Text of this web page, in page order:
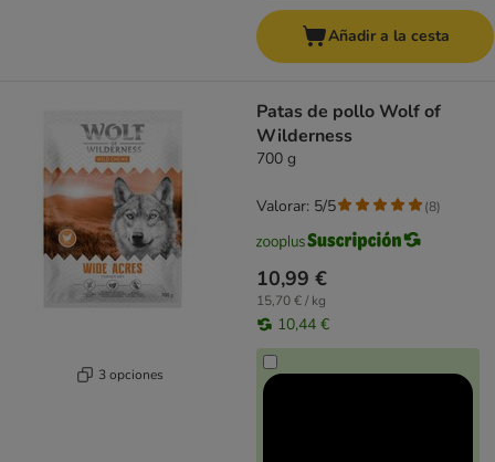
Añadir a la cesta
3 opciones
Patas de pollo Wolf of
Wilderness
700 g
10,99 €
15,70 € / kg
10,44 €
Valorar: 5/5 (8)